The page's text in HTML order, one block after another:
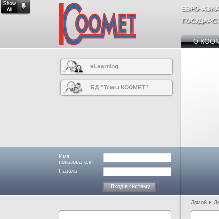
О
eLearning
БД "Темы КООМЕТ"
Имя
пользователя
Пароль
Домой